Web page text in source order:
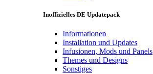
Inoffizielles DE Updatepack
Informationen
Installation und Updates
Infusionen, Mods und Panels
Themes und Designs
Sonstiges